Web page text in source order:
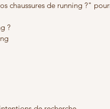
chaussures de running ?"
?